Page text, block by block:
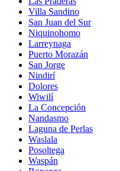
Villa Sandino
San Juan del Sur
Niquinohomo
Larreynaga
Puerto Morazán
San Jorge
Nindirí
Dolores
Wiwilí
La Concepción
Nandasmo
Laguna de Perlas
Waslala
Posoltega
Waspán